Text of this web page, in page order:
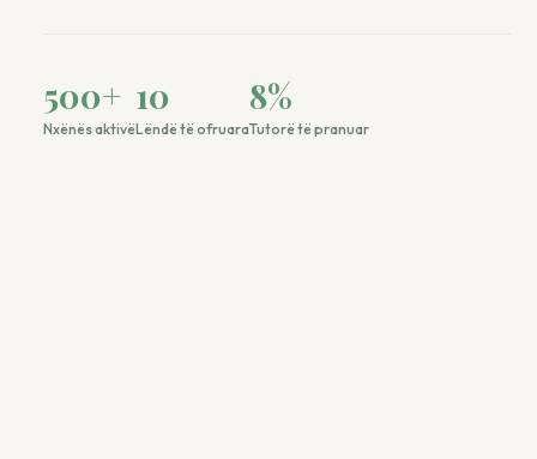
500+
Nxënës aktivë
10
Lëndë të ofruara
8%
Tutorë të pranuar